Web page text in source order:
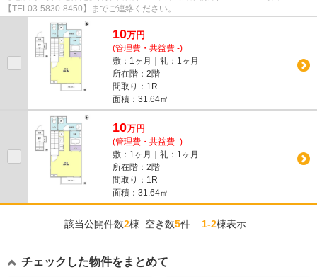
【TEL03-5830-8450】までご連絡ください。
10万円
(管理費・共益費 -)
敷：1ヶ月｜礼：1ヶ月
所在階：2階
間取り：1R
面積：31.64㎡
10万円
(管理費・共益費 -)
敷：1ヶ月｜礼：1ヶ月
所在階：2階
間取り：1R
面積：31.64㎡
該当公開件数2棟 空き数5件1-2棟表示
チェックした物件をまとめて